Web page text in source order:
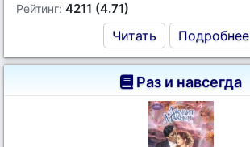
Рейтинг: 4211 (4.71)
Читать Подробнее
Раз и навсегда